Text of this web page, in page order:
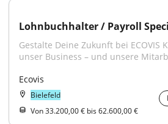
Lohnbuchhalter / Payroll
Gestalte Deine Zukunft bei ECOVIS
unser Business – und unsere
Ecovis
Bielefeld
Von 33.200,00 € bis 62.600,00 €